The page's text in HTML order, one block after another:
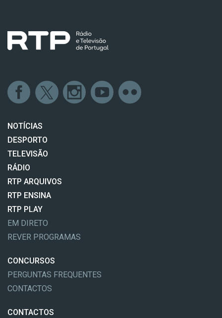
NOTÍCIAS
DESPORTO
TELEVISÃO
RÁDIO
RTP ARQUIVOS
RTP ENSINA
RTP PLAY
EM DIRETO
REVER PROGRAMAS
CONCURSOS
PERGUNTAS FREQUENTES
CONTACTOS
CONTACTOS